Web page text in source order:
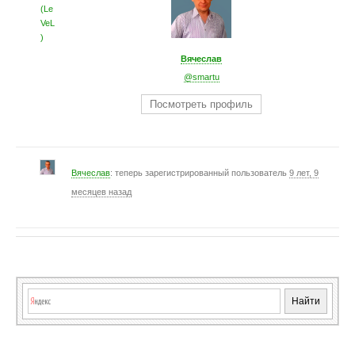
Вячеслав
@smartu
Посмотреть профиль
Вячеслав: теперь зарегистрированный пользователь 9 лет, 9
месяцев назад